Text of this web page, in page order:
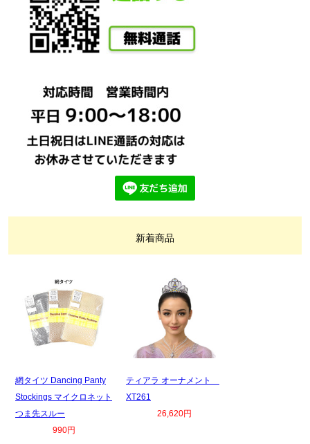
新着商品
網タイツ Dancing Panty
Stockings マイクロネット
つま先スルー
990円
ティアラ オーナメント
XT261
26,620円